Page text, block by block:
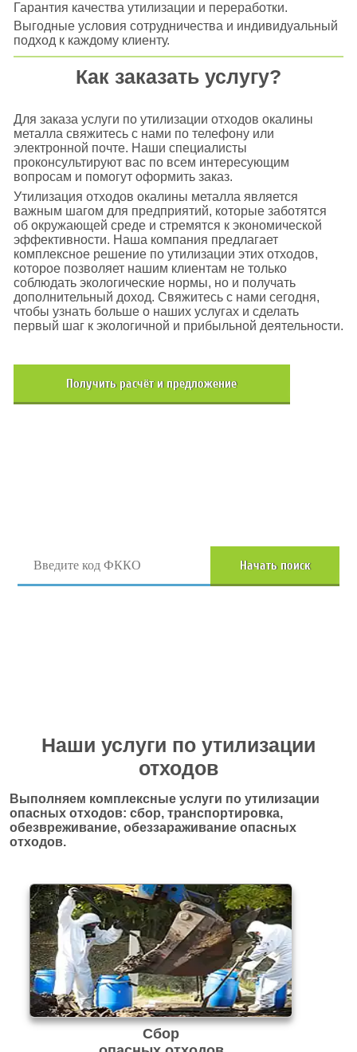
Гарантия качества утилизации и переработки.
Выгодные условия сотрудничества и индивидуальный
подход к каждому клиенту.
Как заказать услугу?
Для заказа услуги по утилизации отходов окалины
металла свяжитесь с нами по телефону или
электронной почте. Наши специалисты
проконсультируют вас по всем интересующим
вопросам и помогут оформить заказ.
Утилизация отходов окалины металла является
важным шагом для предприятий, которые заботятся
об окружающей среде и стремятся к экономической
эффективности. Наша компания предлагает
комплексное решение по утилизации этих отходов,
которое позволяет нашим клиентам не только
соблюдать экологические нормы, но и получать
дополнительный доход. Свяжитесь с нами сегодня,
чтобы узнать больше о наших услугах и сделать
первый шаг к экологичной и прибыльной деятельности.
Получить расчёт и предложение
Начать поиск
Наши услуги по утилизации
отходов
Выполняем комплексные услуги по утилизации
опасных отходов: сбор, транспортировка,
обезвреживание, обеззараживание опасных
отходов.
Сбор